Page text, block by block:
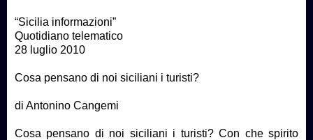
“Sicilia informazioni”
Quotidiano telematico
28 luglio 2010
Cosa pensano di noi siciliani i turisti?
di Antonino Cangemi
Cosa pensano di noi siciliani i turisti? Con che spirito